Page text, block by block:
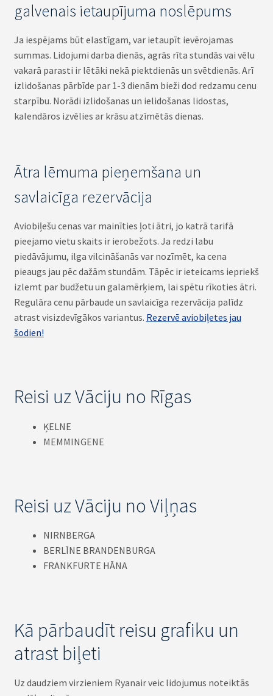
galvenais ietaupījuma noslēpums
Ja iespējams būt elastīgam, var ietaupīt ievērojamas
summas. Lidojumi darba dienās, agrās rīta stundās vai vēlu
vakarā parasti ir lētāki nekā piektdienās un svētdienās. Arī
izlidošanas pārbīde par 1-3 dienām bieži dod redzamu cenu
starpību. Norādi izlidošanas un ielidošanas lidostas,
kalendāros izvēlies ar krāsu atzīmētās dienas.
Ātra lēmuma pieņemšana un
savlaicīga rezervācija
Aviobiļešu cenas var mainīties ļoti ātri, jo katrā tarifā
pieejamo vietu skaits ir ierobežots. Ja redzi labu
piedāvājumu, ilga vilcināšanās var nozīmēt, ka cena
pieaugs jau pēc dažām stundām. Tāpēc ir ieteicams iepriekš
izlemt par budžetu un galamērķiem, lai spētu rīkoties ātri.
Regulāra cenu pārbaude un savlaicīga rezervācija palīdz
atrast visizdevīgākos variantus. Rezervē aviobiļetes jau
šodien!
Reisi uz Vāciju no Rīgas
ĶELNE
MEMMINGENE
Reisi uz Vāciju no Viļņas
NIRNBERGA
BERLĪNE BRANDENBURGA
FRANKFURTE HĀNA
Kā pārbaudīt reisu grafiku un
atrast biļeti
Uz daudziem virzieniem Ryanair veic lidojumus noteiktās